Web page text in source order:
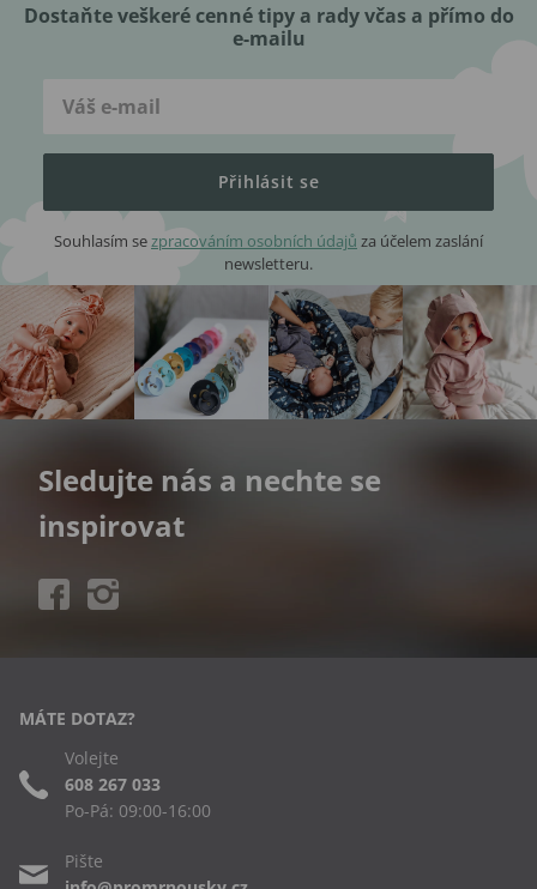
Dostaňte veškeré cenné tipy a rady včas a přímo do
e-mailu
Přihlásit se
Souhlasím sezpracováním osobních údajů za účelem zaslání
newsletteru.
Sledujte nás a nechte se
inspirovat
MÁTE DOTAZ?
Volejte
608 267 033
Po-Pá: 09:00-16:00
Pište